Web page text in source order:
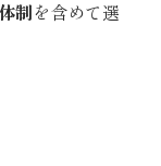
制を含めて選